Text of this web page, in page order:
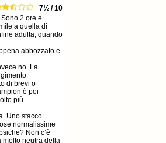
7½ / 10
2 ore e
a quella di
adulta, quando
abbozzato e
no. La
di brevi o
è poi
più
Uno stacco
normalissime
Non c’è
molto neutra della